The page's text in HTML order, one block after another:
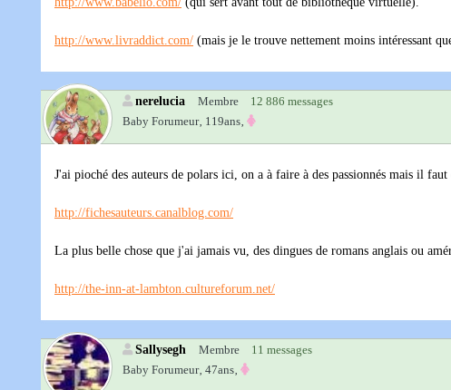
http://www.livraddict.com/ (mais je le trouve nettement moins intéressant
nerelucia Membre
12 886 messages
Baby Forumeur‚ 119ans‚
J'ai pioché des auteurs de polars ici, on a à faire à des passionnés mais il
http://fichesauteurs.canalblog.com/
La plus belle chose que j'ai jamais vu, des dingues de romans anglais ou
http://the-inn-at-lambton.cultureforum.net/
Sallysegh Membre
11 messages
Baby Forumeur‚ 47ans‚